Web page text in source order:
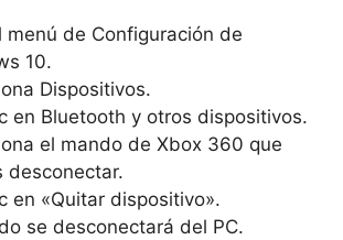
menú de Configuración de
10.
Dispositivos.
en Bluetooth y otros dispositivos.
el mando de Xbox 360 que
desconectar.
en «Quitar dispositivo».
se desconectará del PC.